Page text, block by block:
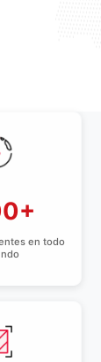
en todo